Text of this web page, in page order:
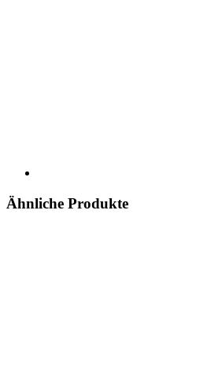
Ähnliche Produkte